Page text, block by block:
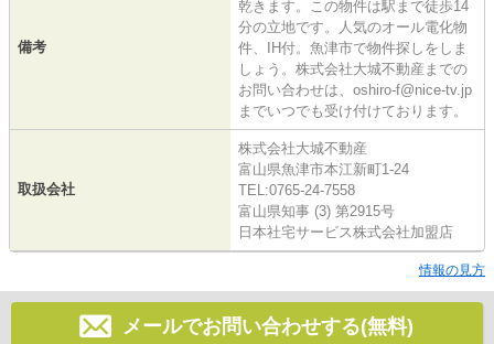
備考
乾きます。この物件は駅まで徒歩14
分の立地です。人気のオール電化物
件、IH付。魚津市で物件探しをしま
しょう。株式会社大城不動産までの
お問い合わせは、oshiro-f@nice-tv.jp
までいつでも受け付けております。
取扱会社
株式会社大城不動産
富山県魚津市本江新町1-24
TEL:0765-24-7558
富山県知事 (3) 第2915号
日本社宅サービス株式会社加盟店
情報の見方
メールでお問い合わせする(無料)